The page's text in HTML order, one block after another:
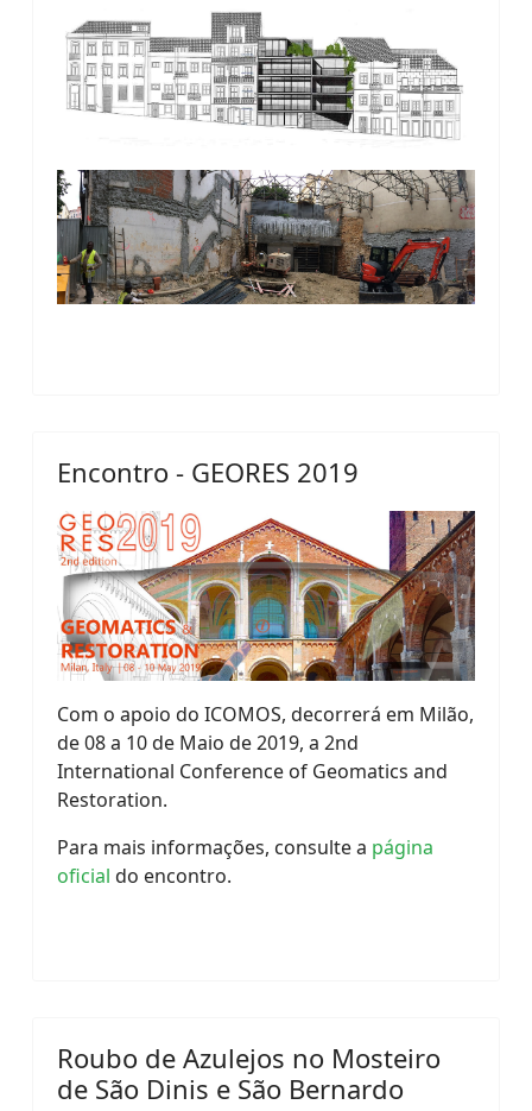
Encontro - GEORES 2019
Com o apoio do ICOMOS, decorrerá em Milão,
de 08 a 10 de Maio de 2019, a 2nd
International Conference of Geomatics and
Restoration.
Para mais informações, consulte a página
oficial do encontro.
Roubo de Azulejos no Mosteiro
de São Dinis e São Bernardo